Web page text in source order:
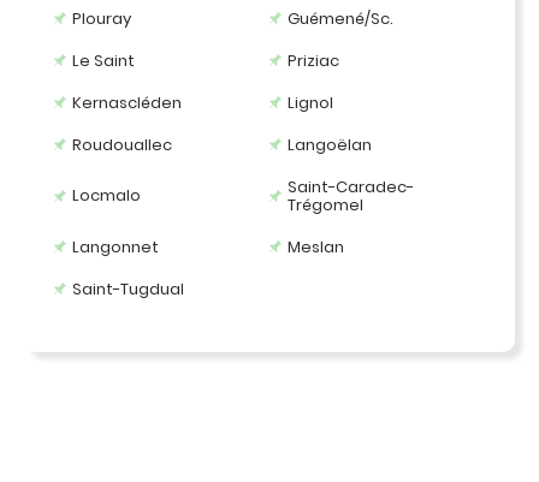
Plouray
Guémené/Sc.
Le Saint
Priziac
Kernascléden
Lignol
Roudouallec
Langoëlan
Locmalo Saint-Caradec-
Trégomel
Langonnet
Meslan
Saint-Tugdual